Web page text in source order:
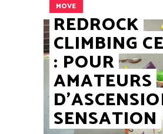
MOVE
REDROCK
CLIMBING
: POUR
AMATEURS
SENSATION